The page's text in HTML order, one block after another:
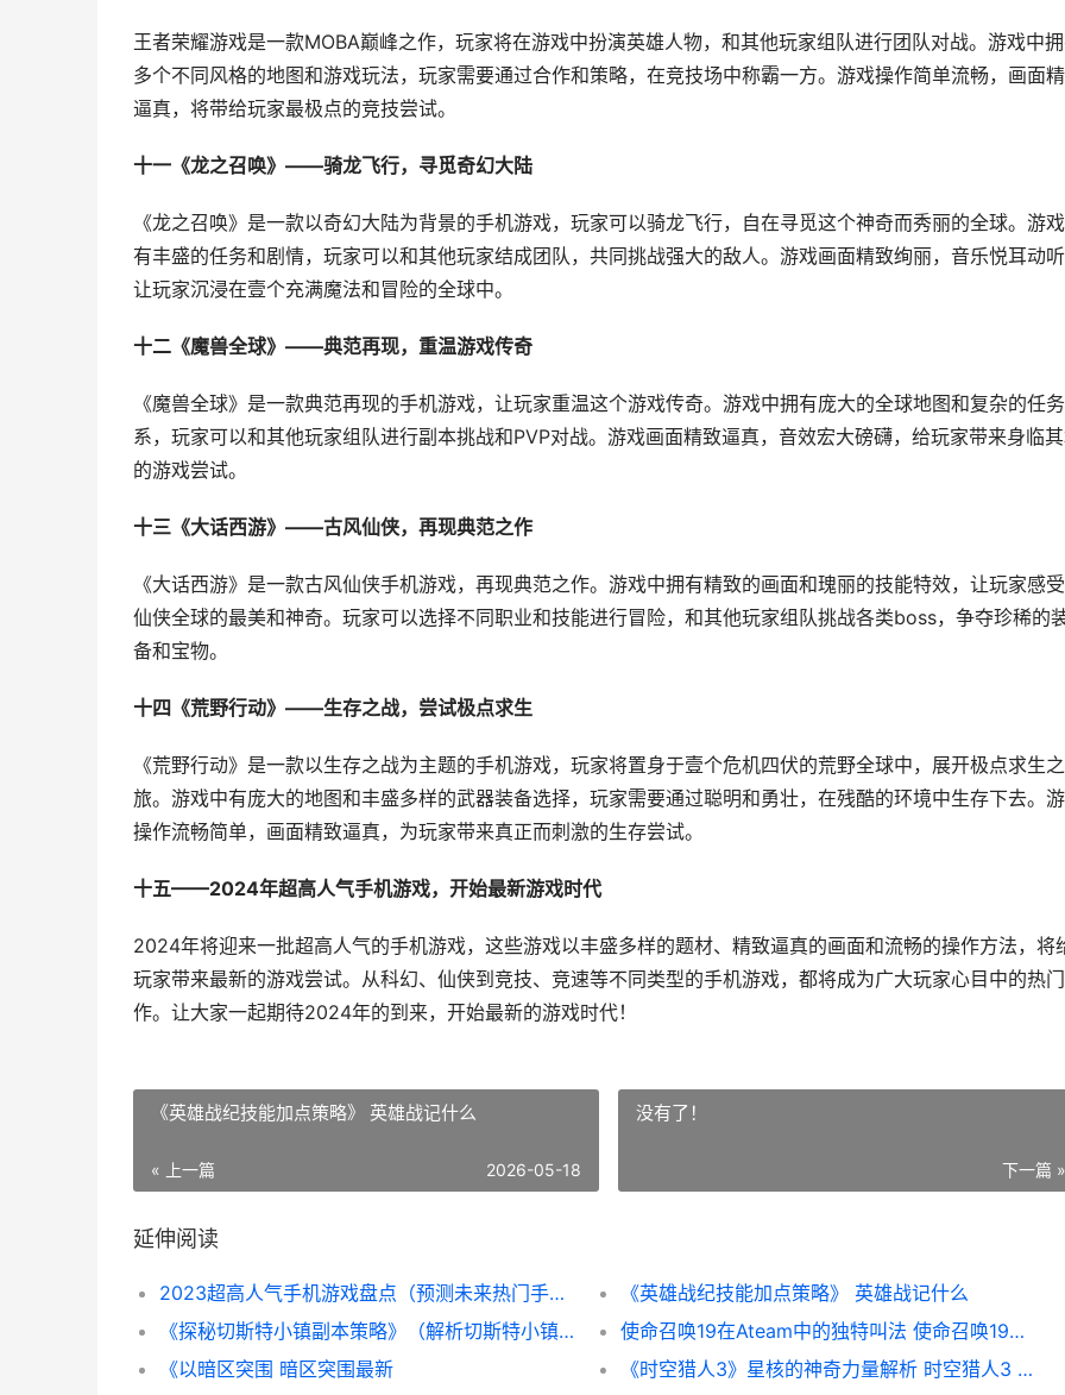
王者荣耀游戏是一款MOBA巅峰之作，玩家将在游戏中扮演英雄人物，和其他玩家组队进行团队对战。游戏中
多个不同风格的地图和游戏玩法，玩家需要通过合作和策略，在竞技场中称霸一方。游戏操作简单流畅，画面
逼真，将带给玩家最极点的竞技尝试。
十一《龙之召唤》——骑龙飞行，寻觅奇幻大陆
《龙之召唤》是一款以奇幻大陆为背景的手机游戏，玩家可以骑龙飞行，自在寻觅这个神奇而秀丽的全球。游
有丰盛的任务和剧情，玩家可以和其他玩家结成团队，共同挑战强大的敌人。游戏画面精致绚丽，音乐悦耳动听
让玩家沉浸在壹个充满魔法和冒险的全球中。
十二《魔兽全球》——典范再现，重温游戏传奇
《魔兽全球》是一款典范再现的手机游戏，让玩家重温这个游戏传奇。游戏中拥有庞大的全球地图和复杂的任
系，玩家可以和其他玩家组队进行副本挑战和PVP对战。游戏画面精致逼真，音效宏大磅礴，给玩家带来身临
的游戏尝试。
十三《大话西游》——古风仙侠，再现典范之作
《大话西游》是一款古风仙侠手机游戏，再现典范之作。游戏中拥有精致的画面和瑰丽的技能特效，让玩家感受
仙侠全球的最美和神奇。玩家可以选择不同职业和技能进行冒险，和其他玩家组队挑战各类boss，争夺珍稀的
备和宝物。
十四《荒野行动》——生存之战，尝试极点求生
《荒野行动》是一款以生存之战为主题的手机游戏，玩家将置身于壹个危机四伏的荒野全球中，展开极点求生之
旅。游戏中有庞大的地图和丰盛多样的武器装备选择，玩家需要通过聪明和勇壮，在残酷的环境中生存下去。
操作流畅简单，画面精致逼真，为玩家带来真正而刺激的生存尝试。
十五——2024年超高人气手机游戏，开始最新游戏时代
2024年将迎来一批超高人气的手机游戏，这些游戏以丰盛多样的题材、精致逼真的画面和流畅的操作方法，将
玩家带来最新的游戏尝试。从科幻、仙侠到竞技、竞速等不同类型的手机游戏，都将成为广大玩家心目中的热
作。让大家一起期待2024年的到来，开始最新的游戏时代！
《英雄战纪技能加点策略》 英雄战记什么
« 上一篇 2026-05-18
没有了！
下一篇 »
延伸阅读
2023超高人气手机游戏盘点（预测未来热门手机游戏
《英雄战纪技能加点策略》 英雄战记什么
《探秘切斯特小镇副本策略》（解析切斯特小镇副本的奇遇和挑战 切斯特小镇地区的图像变更为“切斯特小镇废墟”形态后
使命召唤19在Ateam中的独特叫法 使命召唤19在线人数
《以暗区突围 暗区突围最新
《时空猎人3》星核的神奇力量解析 时空猎人3 0.1折下载